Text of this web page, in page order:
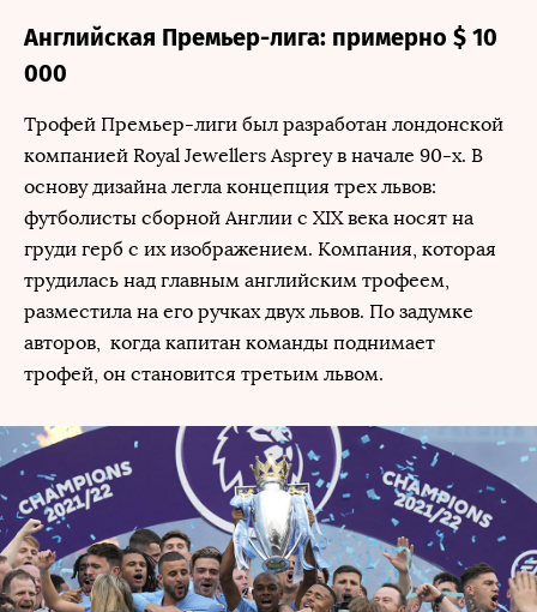
Английская Премьер-лига: примерно $ 10
000
Трофей Премьер-лиги был разработан лондонской
компанией Royal Jewellers Asprey в начале 90-х. В
основу дизайна легла концепция трех львов:
футболисты сборной Англии с XIX века носят на
груди герб с их изображением. Компания, которая
трудилась над главным английским трофеем,
разместила на его ручках двух львов. По задумке
авторов, когда капитан команды поднимает
трофей, он становится третьим львом.